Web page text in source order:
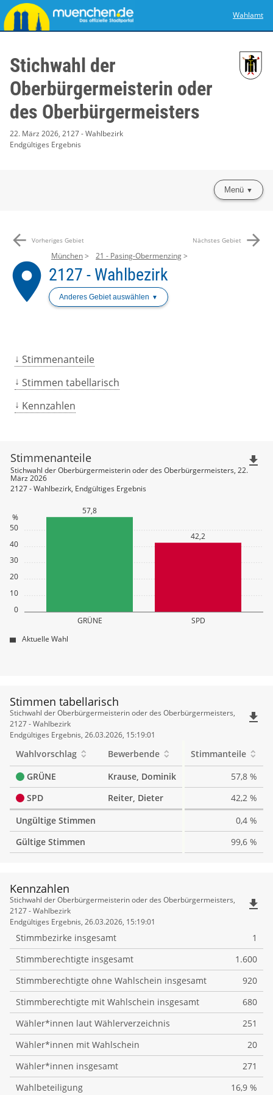
Wahlamt
Stichwahl der
Oberbürgermeisterin oder
des Oberbürgermeisters
22. März 2026, 2127 - Wahlbezirk
Endgültiges Ergebnis
Menü
arrow_back Vorheriges Gebiet Nächstes Gebiet arrow_forward
place
München 21 - Pasing-Obermenzing
2127 - Wahlbezirk
Anderes Gebiet auswählen
Stimmenanteile
Stimmen tabellarisch
Kennzahlen
0
10
20
30
40
50
%
GRÜNE SPD
57,8
42,2
Stimmenanteile
Stichwahl der Oberbürgermeisterin oder des Oberbürgermeisters, 22.
März 2026
2127 - Wahlbezirk, Endgültiges Ergebnis
Aktuelle Wahl
file_download
Stimmen tabellarisch
Stimmen
tabellarisch
Stichwahl der Oberbürgermeisterin oder des Oberbürgermeisters,
2127 - Wahlbezirk
Endgültiges Ergebnis, 26.03.2026, 15:19:01
file_download
Wahlvorschlag Bewerbende
Stimmanteile
GRÜNE
Krause, Dominik
57,8 %
SPD
Reiter, Dieter
42,2 %
Ungültige Stimmen
0,4 %
Gültige Stimmen
99,6 %
Kennzahlen
Kennzahlen
Stichwahl der Oberbürgermeisterin oder des Oberbürgermeisters,
2127 - Wahlbezirk
Endgültiges Ergebnis, 26.03.2026, 15:19:01
file_download
Stimmbezirke insgesamt
1
Stimmberechtigte insgesamt
1.600
Stimmberechtigte ohne Wahlschein insgesamt
920
Stimmberechtigte mit Wahlschein insgesamt
680
Wähler*innen laut Wählerverzeichnis
251
Wähler*innen mit Wahlschein
20
Wähler*innen insgesamt
271
Wahlbeteiligung
16,9 %